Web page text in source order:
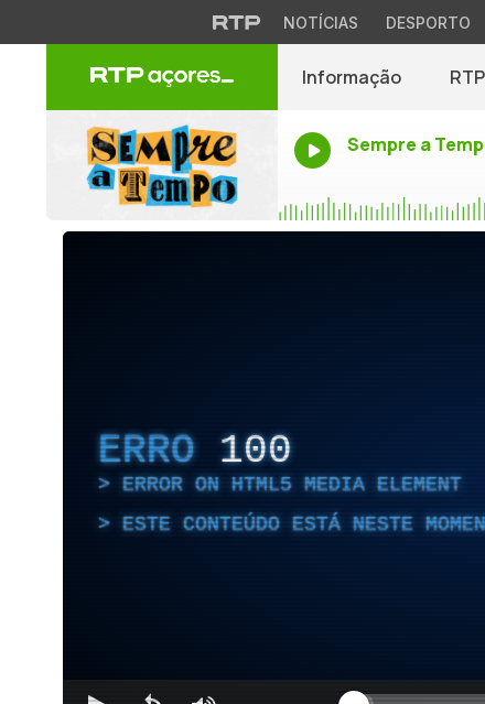
NOTÍCIAS DESPORTO
Informação
Sempre a
ERRO 100
ERROR ON HTML5 MEDIA ELEMENT
ESTE CONTEÚDO ESTÁ NESTE